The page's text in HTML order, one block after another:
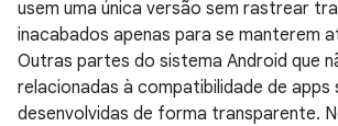
usem uma única versão sem rastrear
inacabados apenas para se manterem
Outras partes do sistema Android que
relacionadas à compatibilidade de apps
desenvolvidas de forma transparente.